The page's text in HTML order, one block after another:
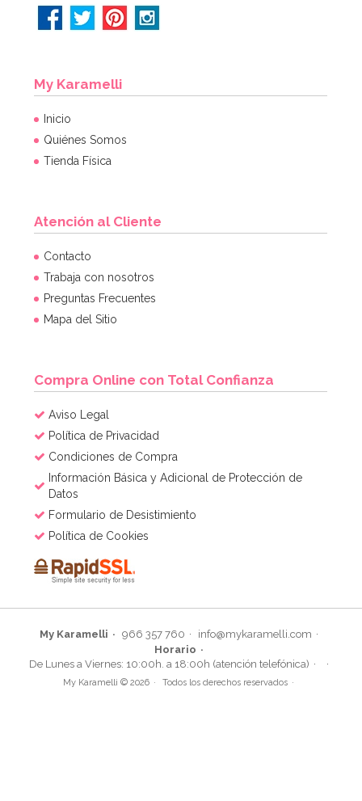
My Karamelli
Inicio
Quiénes Somos
Tienda Física
Atención al Cliente
Contacto
Trabaja con nosotros
Preguntas Frecuentes
Mapa del Sitio
Compra Online con Total Confianza
Aviso Legal
Política de Privacidad
Condiciones de Compra
Información Básica y Adicional de Protección de
Datos
Formulario de Desistimiento
Política de Cookies
My Karamelli 966 357 760
info@mykaramelli.com
Horario
De Lunes a Viernes: 10:00h. a 18:00h (atención telefónica)
My Karamelli © 2026 Todos los derechos reservados